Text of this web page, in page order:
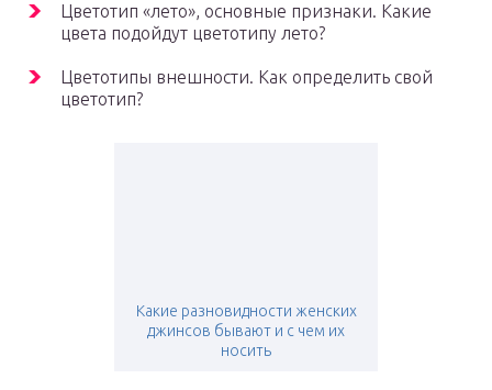
Цветотип «лето», основные признаки. Какие
цвета подойдут цветотипу лето?
Цветотипы внешности. Как определить свой
цветотип?
Какие разновидности женских
джинсов бывают и с чем их
носить